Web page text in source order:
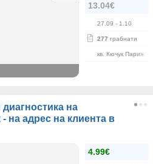
13.04€
27.09 - 1.10
277 грабнати
кв. Кючук Париж
на
на адрес на клиента в
4.99€